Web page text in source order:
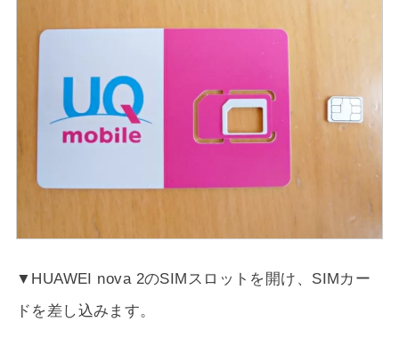
▼HUAWEI nova 2のSIMスロットを開け、SIMカー
ドを差し込みます。